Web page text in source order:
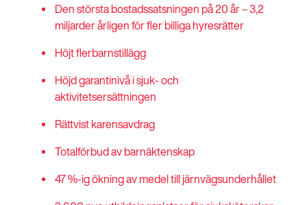
Den största bostadssatsningen på 20 år – 3,2
miljarder årligen för fler billiga hyresrätter
Höjt flerbarnstillägg
Höjd garantinivå i sjuk- och
aktivitetsersättningen
Rättvist karensavdrag
Totalförbud av barnäktenskap
47 %-ig ökning av medel till järnvägsunderhållet